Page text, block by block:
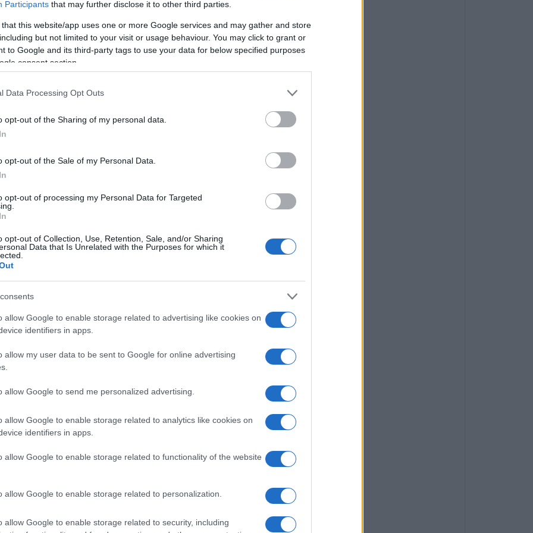
Participants that may further disclose it to other third parties.
that this website/app uses one or more Google services and may gather and store
but not limited to your visit or usage behaviour. You may click to grant or
to Google and its third-party tags to use your data for below specified purposes
consent section.
Data Processing Opt Outs
opt-out of the Sharing of my personal data.
opt-out of the Sale of my Personal Data.
opt-out of processing my Personal Data for Targeted
opt-out of Collection, Use, Retention, Sale, and/or Sharing
Data that Is Unrelated with the Purposes for which it
allow Google to enable storage related to advertising like cookies on
identifiers in apps.
allow my user data to be sent to Google for online advertising
allow Google to send me personalized advertising.
allow Google to enable storage related to analytics like cookies on
identifiers in apps.
allow Google to enable storage related to functionality of the website
allow Google to enable storage related to personalization.
allow Google to enable storage related to security, including
βλαβών, φθορών ή απώλειας υλικών
του ο πρώην Περιφερειάρχης και
τον Γιάννη Τρεπεκλή να περιορίσει τα
Κέρκυρας. Όπως αναφέρει: «Διακοπή εργασιών
από Δεσύλλα ως Ανεμόμυλο! Λόγω
από 24/11/2023. Κύριε Περιφερειάρχη,
και ασχοληθείτε με την "βιτρίνα" της Κέρκυρας.
να συνεχιστεί στο έργο αυτό».
κ. Μάμαλος πραγματοποίησε συνάντηση εργασίας
το έργο και ξεναγήθηκε στο εργοτάξιο
Όπως είχε δηλώσει τότε, στόχος της
των εργασιών ώστε να ολοκληρωθεί το έργο, το
να ανταποκρίνεται πλήρως στην αισθητική
2023 κινείται με χαμηλές ταχύτητες, με το
χρονοδιαγράμματος. Ως προθεσμία
της σύμβασης.
γεννήθηκε και μεγάλωσε στη Θεσσαλονίκη.
Θεσσαλονίκης. Εργάστηκε ως